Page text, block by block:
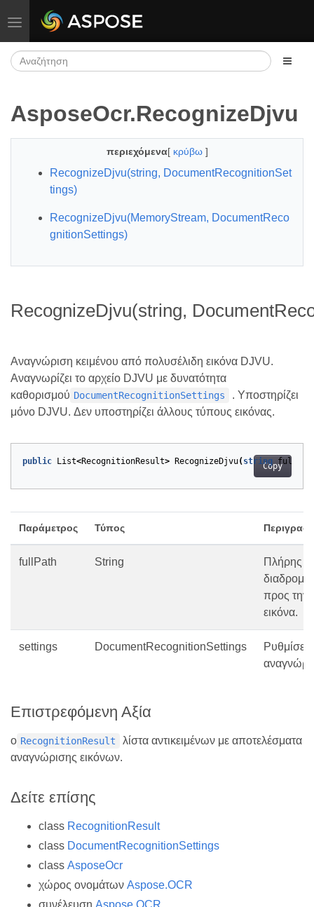
Εναλλαγή πλοήγησης
AsposeOcr.RecognizeDjvu
περιεχόμενα[ κρύβω ]
RecognizeDjvu(string, DocumentRecognitionSet
tings)
RecognizeDjvu(MemoryStream, DocumentReco
gnitionSettings)
RecognizeDjvu(string,
Αναγνώριση κειμένου από πολυσέλιδη εικόνα DJVU.
Αναγνωρίζει το αρχείο DJVU με δυνατότητα
καθορισμού DocumentRecognitionSettings
. Υποστηρίζει
μόνο DJVU. Δεν υποστηρίζει άλλους τύπους εικόνας.
Copy
public List<RecognitionResult> RecognizeDjvu( string
Παράμετρος Τύπος
fullPath String
Πλήρης
διαδρομή
προς την
εικόνα.
settings DocumentRecognitionSettings
Ρυθμίσεις
Επιστρεφόμενη Αξία
ο RecognitionResult
λίστα αντικειμένων με αποτελέσματα
αναγνώρισης εικόνων.
Δείτε επίσης
class RecognitionResult
class DocumentRecognitionSettings
class AsposeOcr
χώρος ονομάτων Aspose.OCR